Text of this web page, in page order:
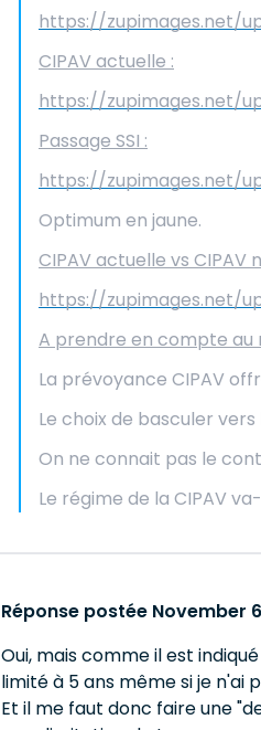
https://zupimages.net/
CIPAV actuelle :
https://zupimages.net/
Passage SSI :
https://zupimages.net/
Optimum en jaune.
CIPAV actuelle vs CIPAV
https://zupimages.net/
A prendre en compte au
La prévoyance CIPAV
Le choix de basculer
On ne connait pas le
Le régime de la CIPAV
Réponse postée November
Oui, mais comme il est
limité à 5 ans même si je n'ai
Et il me faut donc faire une